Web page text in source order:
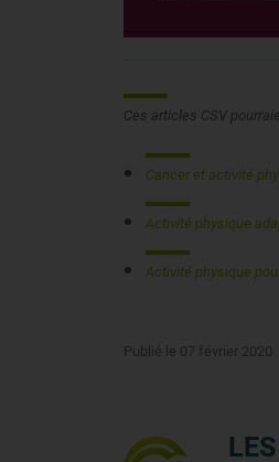
Ces articles CSV
Cancer et activité
Activité physique
Activité physique
Publié le 07 février 2020